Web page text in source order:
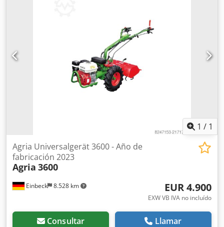
Aswzwftsh Eek Accesorios incluidos en el precio: - R2 MT-
90 grada rotativa "nueva" Este motocultor Agria 3400 está
en buen estado general, recién revisado y listo para
trabajar. Venta como máquina usada, excluyendo
devolución, garantía y responsabilidad. Precio neto 7.555,-
€ // Precio bruto 8.990,- € - Posibilidad de inspección /
prueba de funcionamiento - Envío nacional 220 €, excepto
1 / 1
Einbeck 8.528 km
Agria Universalgerät 3600 - Año de
fabricación 2023
Agria 3600
EUR 4.900
EXW VB IVA no incluído
Consultar Llamar